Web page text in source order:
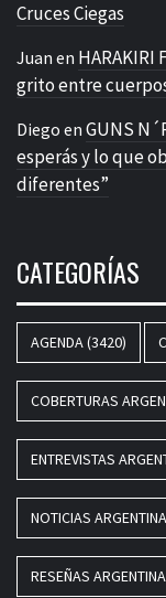
Cruces Ciegas
Juan en HARAKIRI
grito entre
Diego en GUNS
esperás y lo que
diferentes”
CATEGORÍAS
AGENDA(3420)
COBERTURAS
ENTREVISTAS
NOTICIAS ARGENTINA
RESEÑAS ARGENTINA